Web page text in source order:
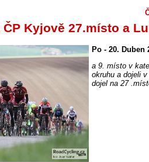
ČP Kyjově 27.místo a
Po - 20. Duben
a 9. místo v
okruhu a dojeli
dojel na 27